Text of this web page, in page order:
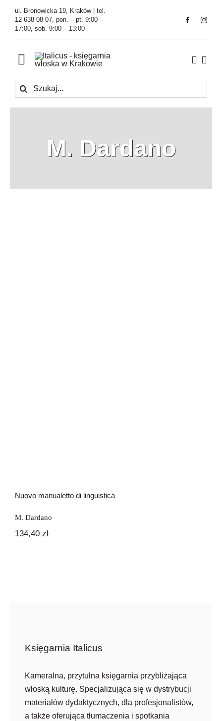
Przejdź
zawartości
ul. Bronowicka 19, Kraków | tel.
12 638 08 07, pon. – pt. 9:00 –
17:00, sob. 9:00 – 13:00
Toggle
Navigation
Księgarnia
Tłumaczenia
Szukaj
M. Dardano
Nuovo manualetto di linguistica
M. Dardano
134,40 zł
Księgarnia Italicus
Kameralna, przytulna księgarnia przybliżająca
włoską kulturę. Specjalizująca się w dystrybucji
materiałów dydaktycznych, dla profesjonalistów,
a także oferująca tłumaczenia i spotkania